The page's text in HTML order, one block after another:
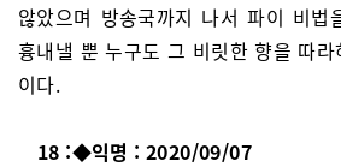
않았으며 방송국까지 나서 파이 비법
흉내낼 뿐 누구도 그 비릿한 향을 따
이다.
18 :◆익명 : 2020/09/07